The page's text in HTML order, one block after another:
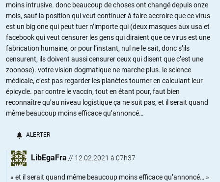
moins intrusive. donc beaucoup de choses ont changé depuis onze
mois, sauf la position qui veut continuer à faire accroire que ce virus
est un big one qui peut tuer n’importe qui (deux masques aux usa et
facebook qui veut censurer les gens qui diraient que ce virus est une
fabrication humaine, or pour l’instant, nul ne le sait, donc s’ils
censurent, ils doivent aussi censurer ceux qui disent que c’est une
zoonose). votre vision dogmatique ne marche plus. le science
médicale, c’est pas regarder les planètes tourner en calculant leur
épicycle. par contre le vaccin, tout en étant pour, faut bien
reconnaître qu’au niveau logistique ça ne suit pas, et il serait quand
même beaucoup moins efficace qu’annoncé…
ALERTER
LibEgaFra // 12.02.2021 à 07h37
« et il serait quand même beaucoup moins efficace qu’annoncé… »